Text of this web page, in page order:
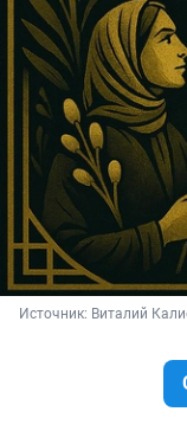
Источник: Виталий